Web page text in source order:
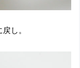
し。